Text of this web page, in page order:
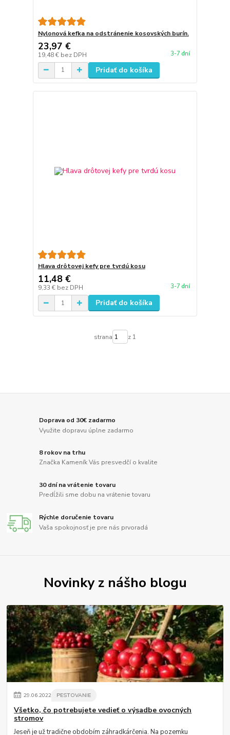
Nylonová kefka na odstránenie kosovských burín.
23,97 €
19,48 € bez DPH 3-7 dní
Pridať do košíka
Hlava drôtovej kefy pre tvrdú kosu
11,48 €
9,33 € bez DPH 3-7 dní
Pridať do košíka
strana z 1
Doprava od 30€ zadarmo
Využite dopravu úplne zadarmo
8 rokov na trhu
Značka Kameník Vás presvedčí o kvalite
30 dní na vrátenie tovaru
Predĺžili sme dobu na vrátenie tovaru
Rýchle doručenie tovaru
Vaša spokojnosť je pre nás prvoradá
Novinky z nášho blogu
29.06.2022 PESTOVANIE
Všetko, čo potrebujete vedieť o výsadbe ovocných
stromov
Jeseň je už tradične obdobím záhradkárčenia. Na pozemku